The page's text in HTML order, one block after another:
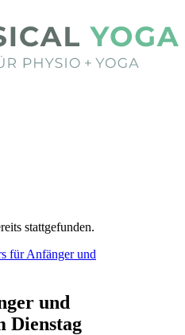
stattgefunden.
für Anfänger und
und
Dienstag